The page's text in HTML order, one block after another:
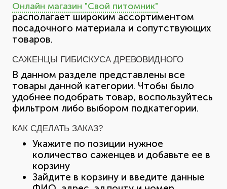
Онлайн магазин "Свой питомник"
располагает широким ассортиментом
посадочного материала и сопутствующих
товаров.
САЖЕНЦЫ ГИБИСКУСА ДРЕВОВИДНОГО
В данном разделе представлены все
товары данной категории. Чтобы было
удобнее подобрать товар, воспользуйтесь
фильтром либо выбором подкатегории.
КАК СДЕЛАТЬ ЗАКАЗ?
Укажите по позиции нужное
количество саженцев и добавьте ее в
корзину
Зайдите в корзину и введите данные